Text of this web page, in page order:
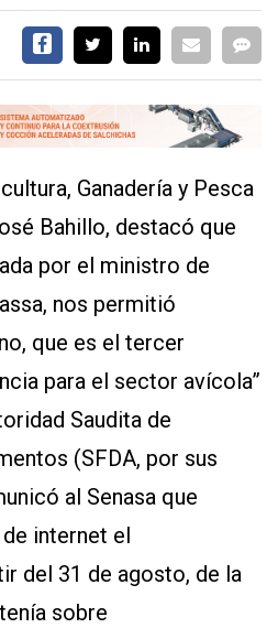
Ganadería y Pesca
Bahillo, destacó que
por el ministro de
nos permitió
que es el tercer
para el sector avícola”
Saudita de
(SFDA, por sus
al Senasa que
internet el
del 31 de agosto, de la
sobre